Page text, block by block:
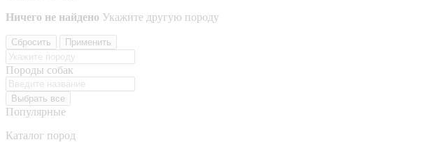
Ничего не найдено Укажите другую породу
Сбросить Применить
Породы собак
Выбрать все
Популярные
Каталог пород